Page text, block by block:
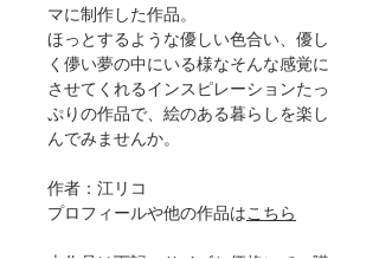
マに制作した作品。
ほっとするような優しい色合い、優し
く儚い夢の中にいる様なそんな感覚に
させてくれるインスピレーションたっ
ぷりの作品で、絵のある暮らしを楽し
んでみませんか。
作者：江リコ
プロフィールや他の作品はこちら